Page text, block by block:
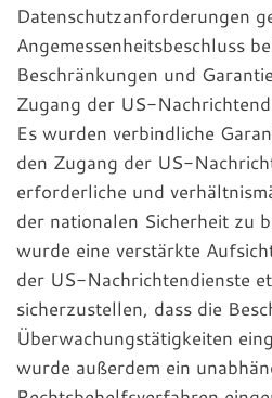
Datenschutzanforderungen
Angemessenheitsbeschluss
Beschränkungen und
Zugang der US-
Es wurden verbindliche
den Zugang der US-
erforderliche und
der nationalen Sicherheit zu
wurde eine verstärkte
der US-Nachrichtendienste
sicherzustellen, dass die
Überwachungstätigkeiten
wurde außerdem ein